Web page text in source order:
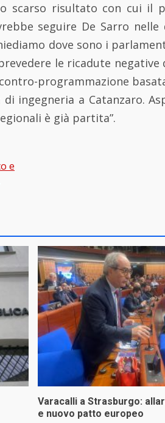
scarso risultato con cui il
seguire De Sarro nelle
dove sono i
le ricadute negative
programmazione
ingegneria a Catanzaro.
è già partita”.
e
Varacalli a Strasburgo:
e nuovo patto europeo